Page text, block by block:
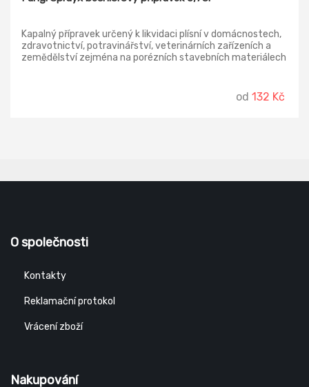
Kapalný přípravek určený k likvidaci plísní v domácnostech,
zdravotnictví, potravinářství, veterinárních zařízeních a
zemědělství zejména na porézních stavebních materiálech
použitím si vždy přečtěte údaje na obalu a připojené
od 132 Kč
O společnosti
Kontakty
Reklamační protokol
Vrácení zboží
Nakupování